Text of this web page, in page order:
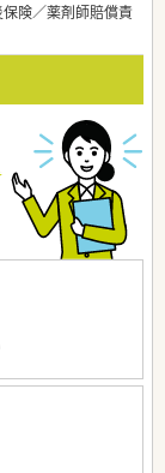
険／薬剤師賠償責